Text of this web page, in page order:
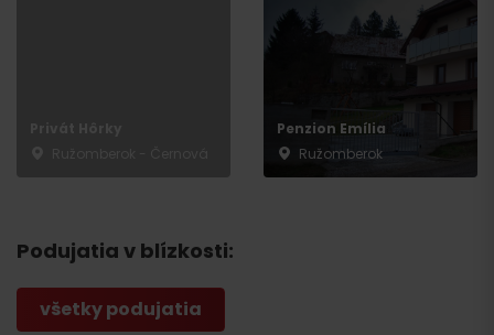
Penzion Emília
Ružomberok
Podujatia v blízkosti:
všetky podujatia